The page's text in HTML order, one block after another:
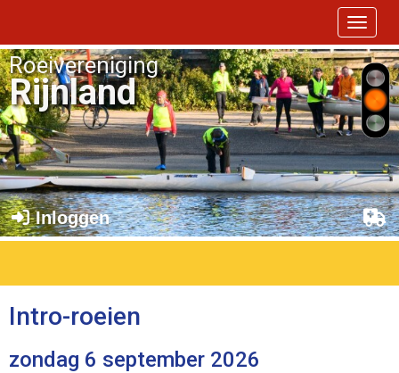
Toggle
Roeivereniging
Rijnland
Inloggen
Intro-roeien
zondag 6 september 2026